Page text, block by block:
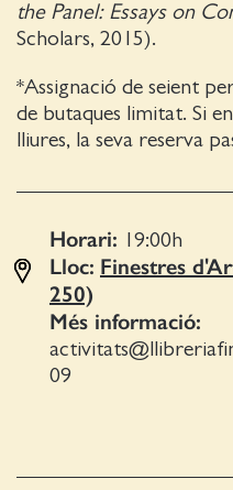
the Panel: Essays on
Scholars, 2015).
*Assignació de seient
de butaques limitat. Si
lliures, la seva reserva
Horari: 19:00 h
Lloc: Finestres
250)
Més informació:
09